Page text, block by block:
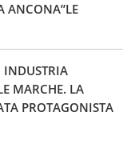
ANCONA”LE
INDUSTRIA
MARCHE. LA
PROTAGONISTA